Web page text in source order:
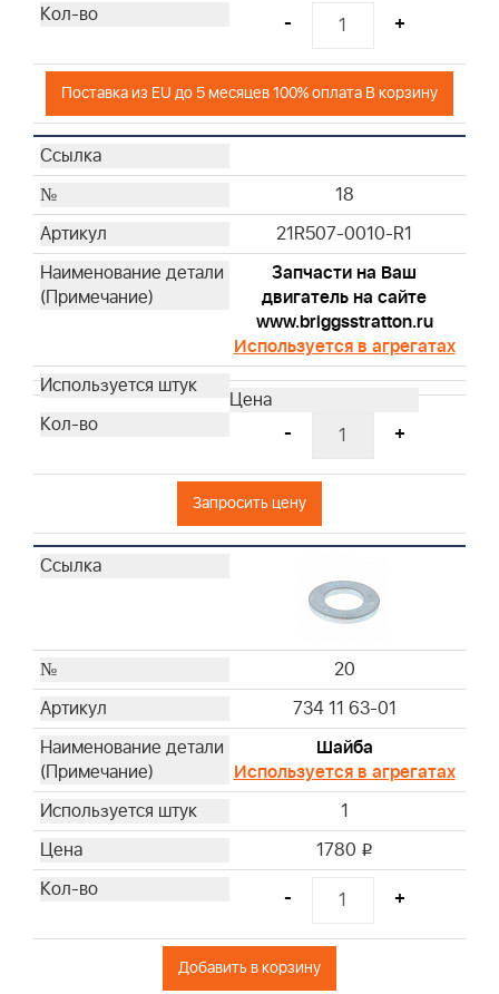
- +
Поставка из EU до 5 месяцев 100% оплата В корзину
18
21R507-0010-R1
Запчасти на Ваш
двигатель на сайте
www.briggsstratton.ru
Используется в агрегатах
- +
Запросить цену
20
734 11 63-01
Шайба
Используется в агрегатах
1
1780 i
- +
Добавить в корзину